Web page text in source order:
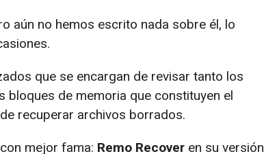
aún no hemos escrito nada sobre él, lo
que se encargan de revisar tanto los
de memoria que constituyen el
recuperar archivos borrados.
mejor fama: Remo Recover en su versión